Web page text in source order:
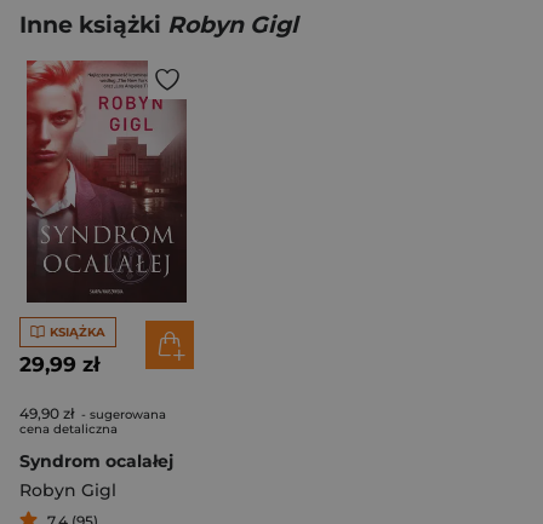
Inne książki Robyn Gigl
KSIĄŻKA
29,99 zł
49,90 zł - sugerowana
cena detaliczna
Syndrom ocalałej
Robyn Gigl